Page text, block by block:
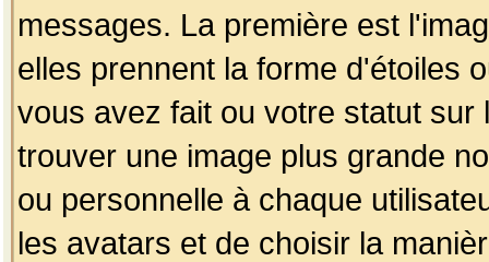
messages. La première est
elles prennent la forme d'étoiles
vous avez fait ou votre statut
trouver une image plus grande
ou personnelle à chaque
les avatars et de choisir la